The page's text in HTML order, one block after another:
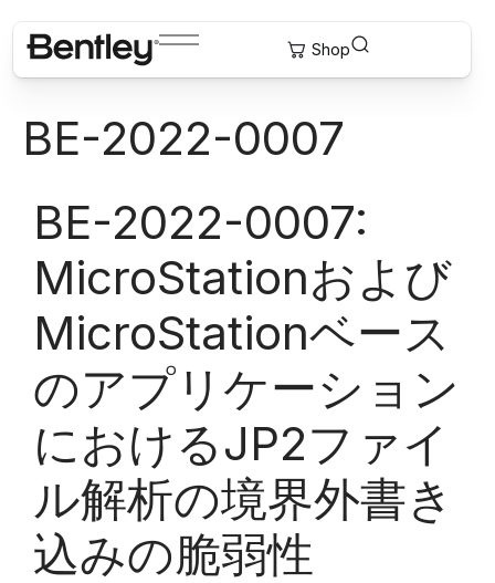
BE-2022-0007
BE-2022-0007:
MicroStationおよび
MicroStationベース
のアプリケーション
におけるJP2ファイ
ル解析の境界外書き
込みの脆弱性